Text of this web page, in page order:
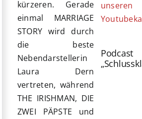
kürzeren. Gerade
einmal MARRIAGE
STORY wird durch
die beste
Nebendarstellerin
Laura Dern
vertreten, während
THE IRISHMAN, DIE
ZWEI PÄPSTE und
unseren
Podcast